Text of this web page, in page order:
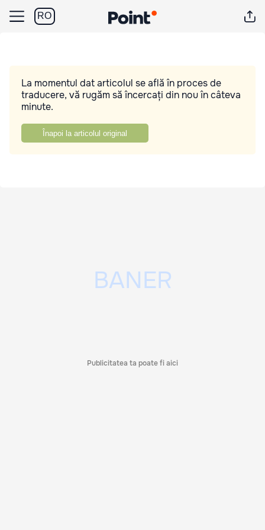
RO
La momentul dat articolul se află în proces de
traducere, vă rugăm să încercați din nou în câteva
minute.
Înapoi la articolul original
Publicitatea ta poate fi aici